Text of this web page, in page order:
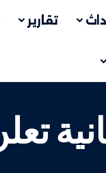
تقارير